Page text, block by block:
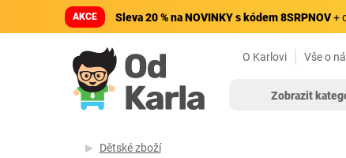
AKCE Sleva 20 % na NOVINKY s kódem 8SRPNOV+
O Karlovi Vše o
Zobrazit
Dětské zboží